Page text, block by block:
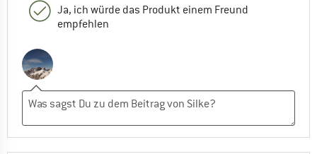
Ja, ich würde das Produkt einem Freund
empfehlen